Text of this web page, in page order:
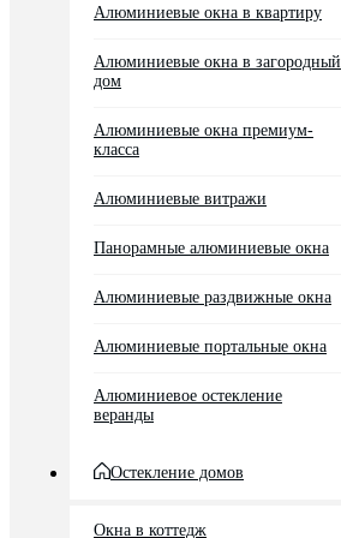
Алюминиевые окна в квартиру
Алюминиевые окна в загородный
дом
Алюминиевые окна премиум-
класса
Алюминиевые витражи
Панорамные алюминиевые окна
Алюминиевые раздвижные окна
Алюминиевые портальные окна
Алюминиевое остекление
веранды
Остекление домов
Окна в коттедж